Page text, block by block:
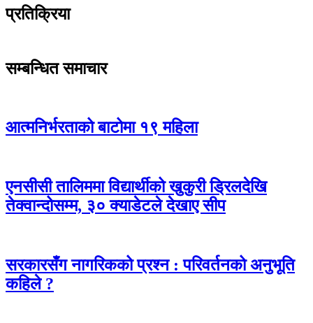
प्रतिक्रिया
सम्बन्धित समाचार
आत्मनिर्भरताको बाटोमा १९ महिला
एनसीसी तालिममा विद्यार्थीको खुकुरी ड्रिलदेखि
तेक्वान्दोसम्म, ३० क्याडेटले देखाए सीप
सरकारसँग नागरिकको प्रश्न : परिवर्तनको अनुभूति
कहिले ?